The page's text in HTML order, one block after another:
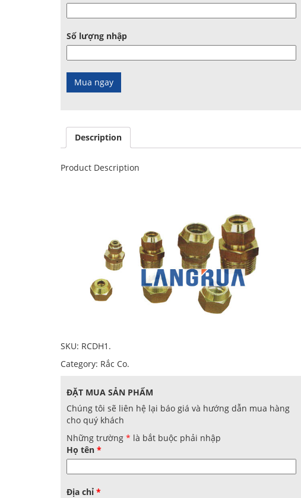
Số lượng nhập
Description
Product Description
SKU: RCDH1 .
Category: Rắc Co.
ĐẶT MUA SẢN PHẨM
Chúng tôi sẽ liên hệ lại báo giá và hướng dẫn mua hàng
cho quý khách
Những trường * là bắt buộc phải nhập
Họ tên *
Địa chỉ *